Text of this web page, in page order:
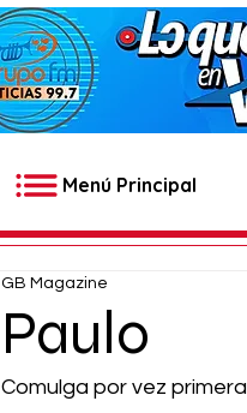
Menú Principal
Paulo
GB Magazine
Comulga por vez primera